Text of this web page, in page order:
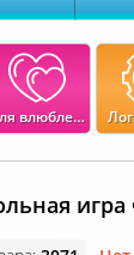
Для влюбленных